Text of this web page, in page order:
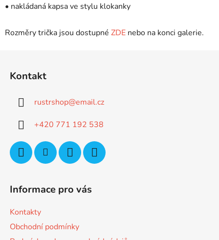
• nakládaná kapsa ve stylu klokanky
Rozměry trička jsou dostupné ZDE nebo na konci galerie.
Kontakt
rustrshop@email.cz
+420 771 192 538
Informace pro vás
Kontakty
Obchodní podmínky